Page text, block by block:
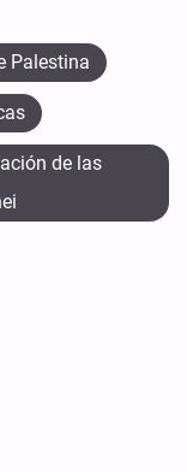
Palestina
de las